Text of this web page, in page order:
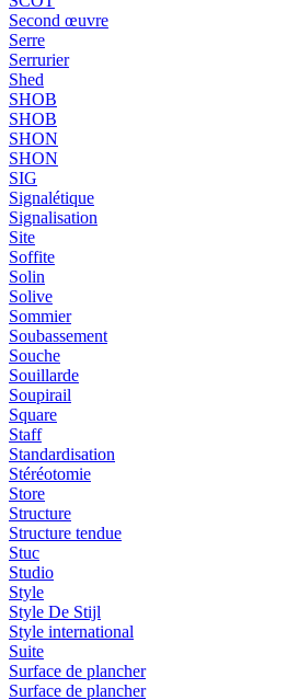
Second œuvre
Serre
Serrurier
Shed
SHOB
SHOB
SHON
SHON
SIG
Signalétique
Signalisation
Site
Soffite
Solin
Solive
Sommier
Soubassement
Souche
Souillarde
Soupirail
Square
Staff
Standardisation
Stéréotomie
Store
Structure
Structure tendue
Stuc
Studio
Style
Style De Stijl
Style international
Suite
Surface de plancher
Surface de plancher